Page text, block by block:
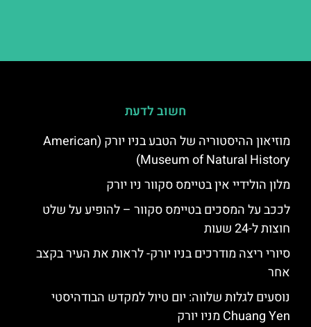
חשוב לדעת
מוזיאון ההיסטוריה של הטבע בניו יורק (American
Museum of Natural History)
מלון הולידיי אין בטיימס סקוור ניו יורק
לככב על המסכים בטיימס סקוור – להופיע על שלט
חוצות ל-24 שעות
סיורי ריצה מודרכים בניו יורק- לראות את העיר בקצב
אחר
נוסעים לגלות שלווה: יום טיול למקדש הבודהיסטי
Chuang Yen מניו יורק